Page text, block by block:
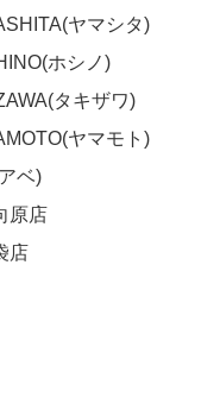
ヤマシタ)
ホシノ)
タキザワ)
ヤマモト)
ベ)
原店
店